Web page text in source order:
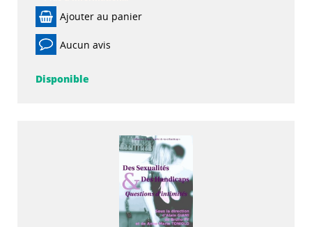
Ajouter au panier
Aucun avis
Disponible